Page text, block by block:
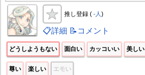
推し登録 ( -人)
📋詳細 📝コメント
どうしようもない 面白い カッコいい 美しい
尊い 楽しい エモい